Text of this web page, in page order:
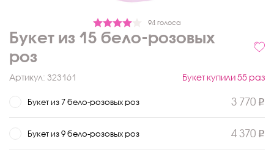
94 голоса
Букет из 15 бело-розовых
роз
Артикул: 323161 Букет купили 55 раз
Букет из 7 бело-розовых роз 3 770
Букет из 9 бело-розовых роз 4 370